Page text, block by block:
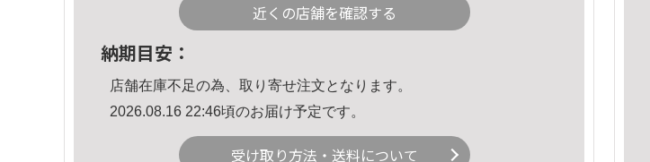
近くの店舗を確認する
納期目安：
店舗在庫不足の為、取り寄せ注文となります。
2026.08.16 22:46頃のお届け予定です。
受け取り方法・送料について